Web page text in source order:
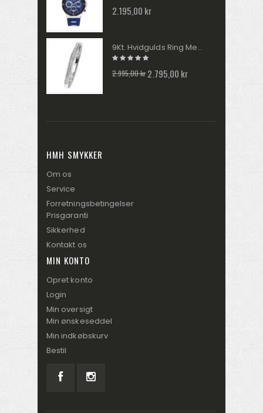
2.195,00 kr
9Kt. Hvidgulds Ring Med Diamanter GR512
2.995,00 kr 2.795,00 kr
HMH SMYKKER
Om os
Service
Forretningsbetingelser
Prisgaranti
Sikkerhed
Kontakt os
MIN KONTO
Opret konto
Login
Min oversigt
Min ønskeseddel
Min indkøbskurv
Bestil